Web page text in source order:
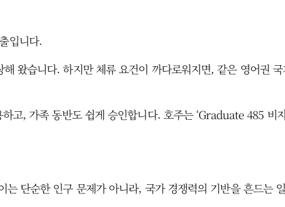
입니다.
왔습니다. 하지만 체류 요건이 까다로워지면, 같은 영어권
고, 가족 동반도 쉽게 승인합니다. 호주는 ‘Graduate 485 비
단순한 인구 문제가 아니라, 국가 경쟁력의 기반을 흔드는